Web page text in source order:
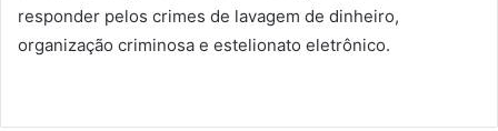
responder pelos crimes de lavagem de dinheiro,
organização criminosa e estelionato eletrônico.